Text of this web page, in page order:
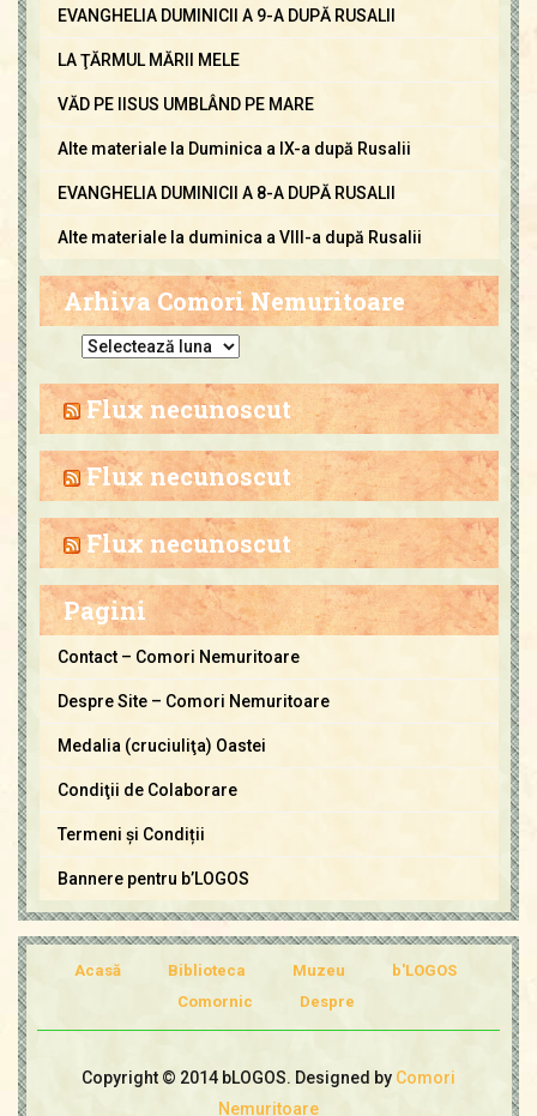
EVANGHELIA DUMINICII A 9-A DUPĂ RUSALII
LA ŢĂRMUL MĂRII MELE
VĂD PE IISUS UMBLÂND PE MARE
Alte materiale la Duminica a IX-a după Rusalii
EVANGHELIA DUMINICII A 8-A DUPĂ RUSALII
Alte materiale la duminica a VIII-a după Rusalii
Arhiva Comori Nemuritoare
h
i
a
C
o
m
i
u
o
e
Flux necunoscut
Flux necunoscut
Flux necunoscut
Pagini
Contact – Comori Nemuritoare
Despre Site – Comori Nemuritoare
Medalia (cruciuliţa) Oastei
Condiţii de Colaborare
Termeni și Condiții
Bannere pentru b’LOGOS
Acasă Biblioteca Muzeu
b'LOGOS
Comornic
Despre
Copyright © 2014 bLOGOS. Designed by Comori
Nemuritoare